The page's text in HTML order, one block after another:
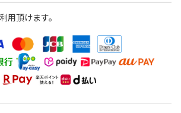
用頂けます。